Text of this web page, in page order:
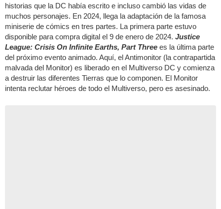
historias que la DC había escrito e incluso cambió las vidas de
muchos personajes. En 2024, llega la adaptación de la famosa
miniserie de cómics en tres partes. La primera parte estuvo
disponible para compra digital el 9 de enero de 2024. Justice
League: Crisis On Infinite Earths, Part Three es la última parte
del próximo evento animado. Aquí, el Antimonitor (la contrapartida
malvada del Monitor) es liberado en el Multiverso DC y comienza
a destruir las diferentes Tierras que lo componen. El Monitor
intenta reclutar héroes de todo el Multiverso, pero es asesinado.